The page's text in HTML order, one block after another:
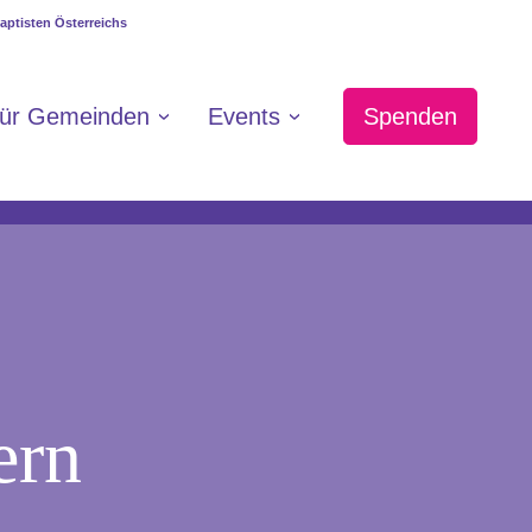
Gemeinden Events Spenden